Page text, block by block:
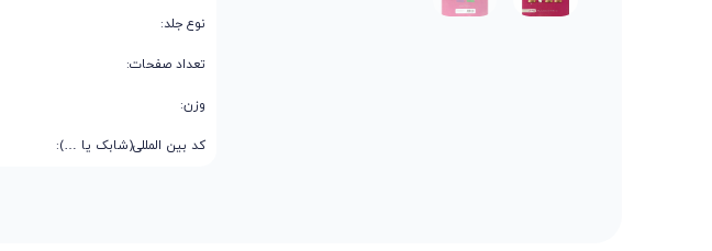
نوع جلد:
تعداد صفحات:
وزن:
کد بین المللی(شابک یا …):